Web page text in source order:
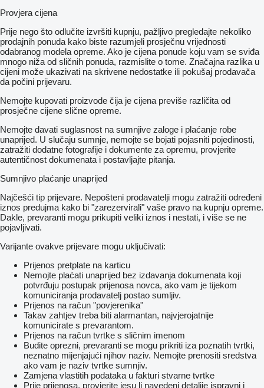
Provjera cijena
Prije nego što odlučite izvršiti kupnju, pažljivo pregledajte nekoliko
prodajnih ponuda kako biste razumjeli prosječnu vrijednosti
odabranog modela opreme. Ako je cijena ponude koju vam se sviđa
mnogo niža od sličnih ponuda, razmislite o tome. Značajna razlika u
cijeni može ukazivati ​​na skrivene nedostatke ili pokušaj prodavača
da počini prijevaru.
Nemojte kupovati proizvode čija je cijena previše različita od
prosječne cijene slične opreme.
Nemojte davati suglasnost na sumnjive zaloge i plaćanje robe
unaprijed. U slučaju sumnje, nemojte se bojati pojasniti pojedinosti,
zatražiti dodatne fotografije i dokumente za opremu, provjerite
autentičnost dokumenata i postavljajte pitanja.
Sumnjivo plaćanje unaprijed
Najčešći tip prijevare. Nepošteni prodavatelji mogu zatražiti određeni
iznos predujma kako bi "zarezervirali" vaše pravo na kupnju opreme.
Dakle, prevaranti mogu prikupiti veliki iznos i nestati, i više se ne
pojavljivati.
Varijante ovakve prijevare mogu uključivati:
Prijenos pretplate na karticu
Nemojte plaćati unaprijed bez izdavanja dokumenata koji
potvrđuju postupak prijenosa novca, ako vam je tijekom
komuniciranja prodavatelj postao sumljiv.
Prijenos na račun "povjerenika"
Takav zahtjev treba biti alarmantan, najvjerojatnije
komunicirate s prevarantom.
Prijenos na račun tvrtke s sličnim imenom
Budite oprezni, prevaranti se mogu prikriti iza poznatih tvrtki,
neznatno mijenjajući njihov naziv. Nemojte prenositi sredstva
ako vam je naziv tvrtke sumnjiv.
Zamjena vlastitih podataka u fakturi stvarne tvrtke
Prije prijenosa, provjerite jesu li navedeni detaljie ispravni i